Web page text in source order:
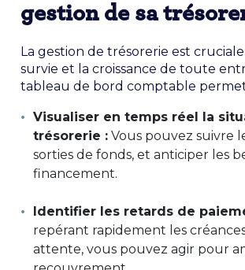
gestion de sa
La gestion de trésorerie est
survie et la croissance de toute
tableau de bord comptable
Visualiser en temps réel la
trésorerie : Vous pouvez suivre
sorties de fonds, et anticiper les
financement.
Identifier les retards de
repérant rapidement les
attente, vous pouvez agir pour